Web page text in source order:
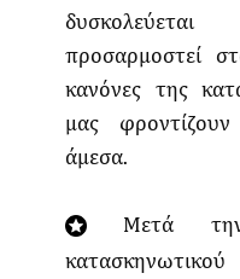
προσαρμοστεί
κανόνες της
μας
άμεσα.
Μετά την